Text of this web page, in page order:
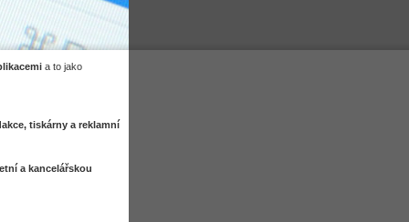
a to jako
tiskárny a reklamní
a kancelářskou